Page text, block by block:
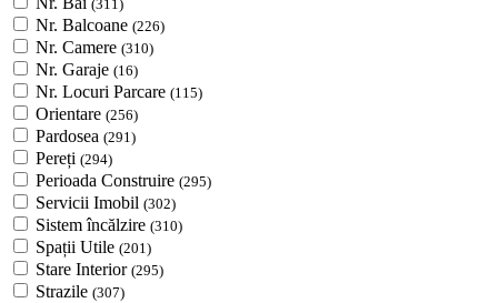
(311)
Nr. Balcoane (226)
Nr. Camere (310)
Nr. Garaje (16)
Nr. Locuri Parcare (115)
Orientare (256)
Pardosea (291)
Pereți (294)
Perioada Construire (295)
Servicii Imobil (302)
Sistem încălzire (310)
Spații Utile (201)
Stare Interior (295)
Strazile (307)